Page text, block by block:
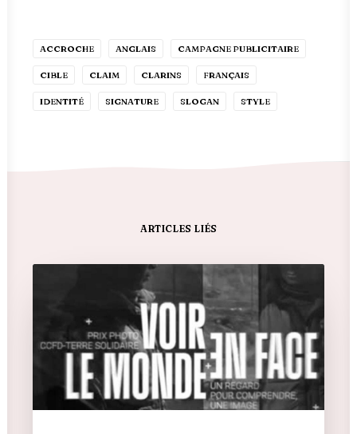
ACCROCHE ANGLAIS CAMPAGNE PUBLICITAIRE
CIBLE CLAIM CLARINS FRANÇAIS
IDENTITÉ SIGNATURE SLOGAN STYLE
ARTICLES LIÉS